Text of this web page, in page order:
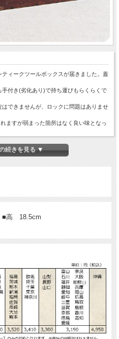
ィークツールボックスが届きました。蓋
付き(劣化あり)で持ち運びもらくらくで
できませんが、ロックに問題はありませ
ますが弱まった箇所はなく良い味となっ
お願い致します。
ークボックスはいかがですか？おすすめ
続きを見る ▼
高 18.5cm